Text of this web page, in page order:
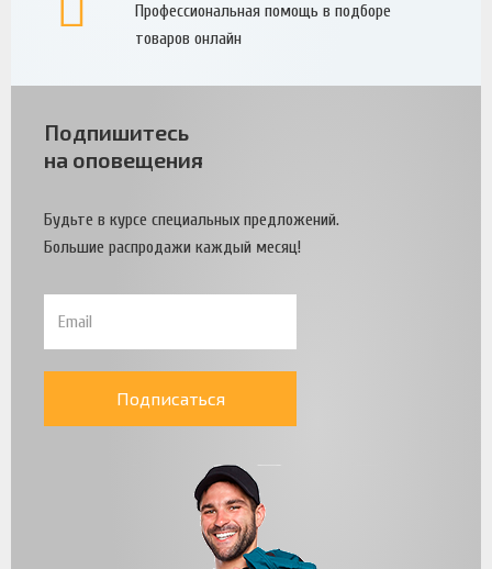
Профессиональная помощь в подборе
товаров онлайн
Подпишитесь
на оповещения
Будьте в курсе специальных предложений.
Большие распродажи каждый месяц!
Подписаться